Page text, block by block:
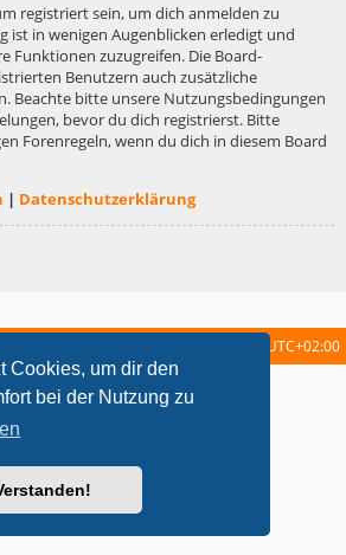
Cookies, um dir den
bei der Nutzung zu
registriert sein, um dich anmelden zu
ist in wenigen Augenblicken erledigt und
Funktionen zuzugreifen. Die Board-
Benutzern auch zusätzliche
Beachte bitte unsere Nutzungsbedingungen
bevor du dich registrierst. Bitte
Forenregeln, wenn du dich in diesem Board
| Datenschutzerklärung
UTC+02:00
Eric Seguin Updated for phpBB3.2 by
® Forum Software © phpBB Limited
Übersetzung durch